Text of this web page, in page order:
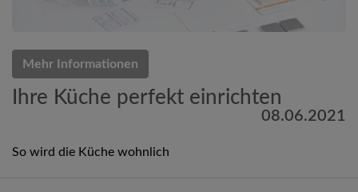
Mehr Informationen
Ihre Küche perfekt einrichten
08.06.2021
So wird die Küche wohnlich